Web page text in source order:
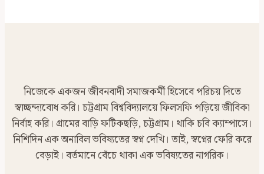
নিজেকে একজন জীবনবাদী সমাজকর্মী হিসেবে পরিচয় দিতে
স্বাচ্ছন্দ্যবোধ করি। চট্টগ্রাম বিশ্ববিদ্যালয়ে ফিলসফি পড়িয়ে জীবিকা
নির্বাহ করি। গ্রামের বাড়ি ফটিকছড়ি, চট্টগ্রাম। থাকি চবি ক্যাম্পাসে।
নিশিদিন এক অনাবিল ভবিষ্যতের স্বপ্ন দেখি। তাই, স্বপ্নের ফেরি করে
বেড়াই। বর্তমানে বেঁচে থাকা এক ভবিষ্যতের নাগরিক।